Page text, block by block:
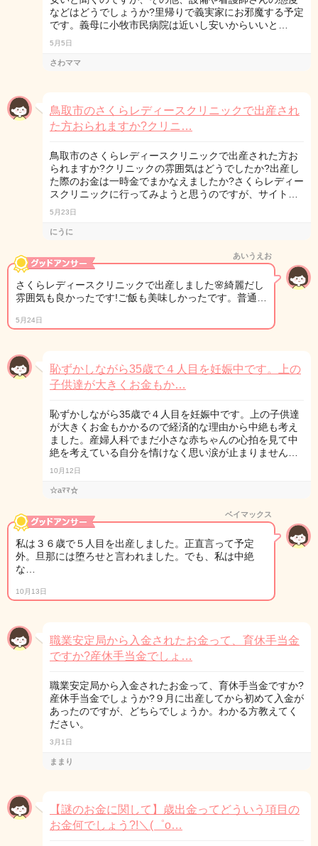
などはどうでしょうか?里帰りで義実家にお邪魔する予定
です。義母に小牧市民病院は近いし安いからいいと…
5月5日
さわママ
鳥取市のさくらレディースクリニックで出産され
た方おられますか?クリニ…
鳥取市のさくらレディースクリニックで出産された方お
られますか?クリニックの雰囲気はどうでしたか?出産し
た際のお金は一時金でまかなえましたか?さくらレディー
スクリニックに行ってみようと思うのですが、サイト…
5月23日
にうに
あいうえお
さくらレディースクリニックで出産しました🌸綺麗だし
雰囲気も良かったです!ご飯も美味しかったです。普通…
5月24日
恥ずかしながら35歳で４人目を妊娠中です。上の
子供達が大きくお金もか…
恥ずかしながら35歳で４人目を妊娠中です。上の子供達
が大きくお金もかかるので経済的な理由から中絶も考え
ました。産婦人科でまだ小さな赤ちゃんの心拍を見て中
絶を考えている自分を情けなく思い涙が止まりません…
10月12日
☆aﾏﾏ☆
ベイマックス
私は３６歳で５人目を出産しました。正直言って予定
外。旦那には堕ろせと言われました。でも、私は中絶
な…
10月13日
職業安定局から入金されたお金って、育休手当金
ですか?産休手当金でしょ…
職業安定局から入金されたお金って、育休手当金ですか?
産休手当金でしょうか?９月に出産してから初めて入金が
あったのですが、どちらでしょうか。わかる方教えてく
ださい。
3月1日
ままり
【謎のお金に関して】歳出金ってどういう項目の
お金何でしょう?!＼(゜o…